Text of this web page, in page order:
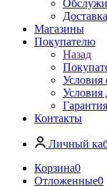
Доставка
Магазины
Покупателю
Назад
Условия
Условия
Контакты
Личный
Корзина0
Отложенные0